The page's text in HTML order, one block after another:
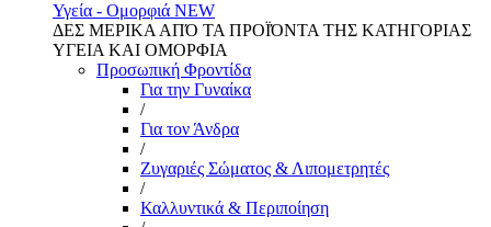
Υγεία - Ομορφιά NEW
ΔΕΣ ΜΕΡΙΚΑ ΑΠΌ ΤΑ ΠΡΟΪΌΝΤΑ ΤΗΣ ΚΑΤΗΓΟΡΙΑΣ
ΥΓΕΙΑ ΚΑΙ ΟΜΟΡΦΙΑ
Προσωπική Φροντίδα
Για την Γυναίκα
/
Για τον Άνδρα
/
Ζυγαριές Σώματος & Λιπομετρητές
/
Καλλυντικά & Περιποίηση